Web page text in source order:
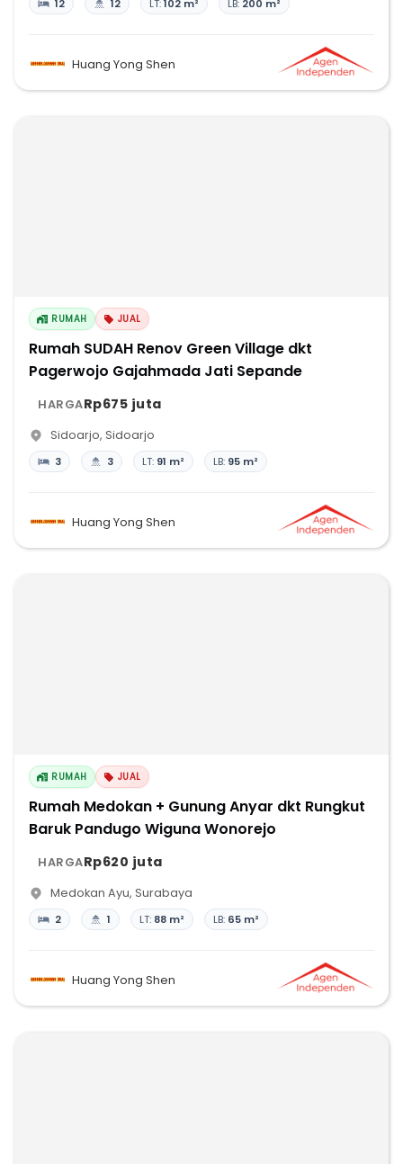
12 12 LT:102 m² LB: 200 m²
Huang Yong Shen
RUMAH JUAL
Rumah SUDAH Renov Green Village dkt
Pagerwojo Gajahmada Jati Sepande
HARGARp675 juta
Sidoarjo, Sidoarjo
3 3 LT: 91 m² LB: 95 m²
Huang Yong Shen
RUMAH JUAL
Rumah Medokan + Gunung Anyar dkt Rungkut
Baruk Pandugo Wiguna Wonorejo
HARGARp620 juta
Medokan Ayu, Surabaya
2 1 LT: 88 m² LB: 65 m²
Huang Yong Shen